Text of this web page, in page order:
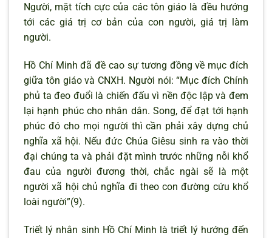
Người, mặt tích cực của các tôn giáo là đều hướng
tới các giá trị cơ bản của con người, giá trị làm
người.
Hồ Chí Minh đã đề cao sự tương đồng về mục đích
giữa tôn giáo và CNXH. Người nói: “Mục đích Chính
phủ ta đeo đuổi là chiến đấu vì nền độc lập và đem
lại hạnh phúc cho nhân dân. Song, để đạt tới hạnh
phúc đó cho mọi người thì cần phải xây dựng chủ
nghĩa xã hội. Nếu đức Chúa Giêsu sinh ra vào thời
đại chúng ta và phải đặt mình trước những nỗi khổ
đau của người đương thời, chắc ngài sẽ là một
người xã hội chủ nghĩa đi theo con đường cứu khổ
loài người”(9).
Triết lý nhân sinh Hồ Chí Minh là triết lý hướng đến